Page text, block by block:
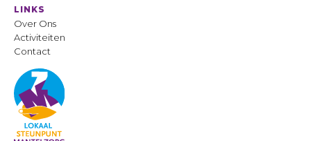
LINKS
Over Ons
Activiteiten
Contact